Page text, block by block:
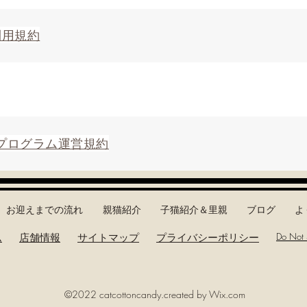
長岡京市滝ノ町２丁目２７－２９
とき、氏名・生年月日・住所・電話番号・メールアドレス
規約
グラム運営規約
お迎えまでの流れ 親猫紹介 子猫紹介＆里親 ブログ よ
店舗情報 ​サイトマップ プライバシーポリシー Do Not
©2022 catcottoncandy.created by Wix.com